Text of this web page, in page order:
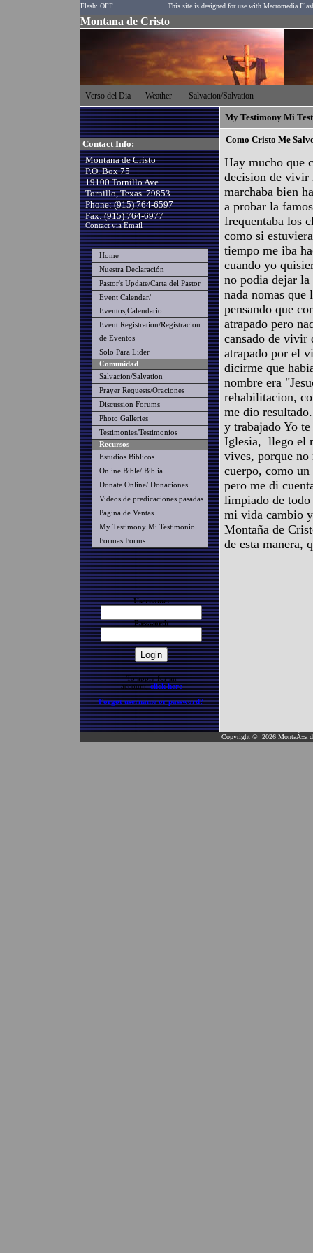
Verso del Dia Weather Salvacion/Salvation
Flash: OFF This site is designed for use with Macromedia
Montana de Cristo
Contact Info:
Montana de Cristo
P.O. Box 75
19100 Tornillo Ave
Tornillo, Texas 79853
Phone: (915) 764-6597
Fax: (915) 764-6977
Contact via Email
Home
Nuestra Declaración
Pastor's Update/Carta del Pastor
Event Calendar/
Eventos,Calendario
Event Registration/Registracion
de Eventos
Solo Para Lider
Comunidad
Salvacion/Salvation
Prayer Requests/Oraciones
Discussion Forums
Photo Galleries
Testimonies/Testimonios
Recursos
Estudios Biblicos
Online Bible/ Biblia
Donate Online/ Donaciones
Videos de predicaciones pasadas
Pagina de Ventas
My Testimony Mi Testimonio
Formas Forms
Username:
Password:
To apply for an
account,click here
Forgot username or password?
My Testimony Mi
Como Cristo Me
Hay mucho que
decision de vivir
marchaba bien
a probar la
frequentaba los
como si
tiempo me iba
cuando yo
no podia dejar
nada nomas que
pensando que
atrapado pero
cansado de vivir
atrapado por el
dicirme que
nombre era
rehabilitacion,
me dio
y trabajado Yo
Iglesia, llego el
vives, porque
cuerpo, como un
pero me di
limpiado de
mi vida cambio
Montaña de
de esta manera,
Copyright © 2026 MontaÃ±a